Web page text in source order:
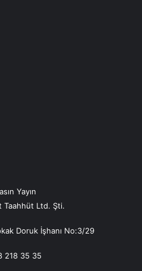
Yayın
Taahhüt Ltd. Şti.
Doruk İşhanı No:3/29
218 35 35